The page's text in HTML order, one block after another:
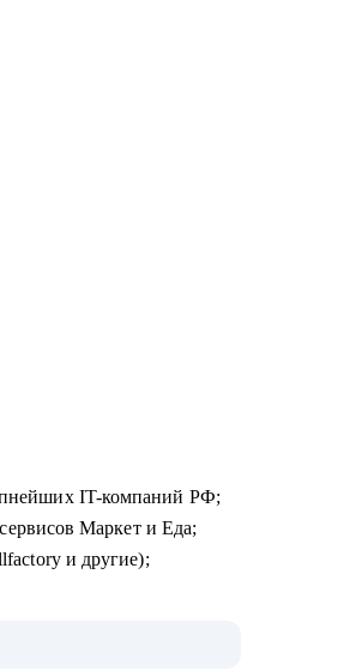
IT-компаний РФ;
Маркет и Еда;
и другие);